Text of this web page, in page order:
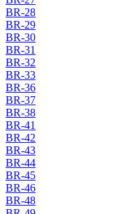
BR-28
BR-29
BR-30
BR-31
BR-32
BR-33
BR-36
BR-37
BR-38
BR-41
BR-42
BR-43
BR-44
BR-45
BR-46
BR-48